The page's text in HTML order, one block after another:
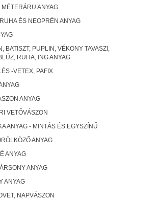
ANYAG
ÉS NEOPRÉN ANYAG
BATISZT, PUPLIN, VÉKONY TAVASZI,
RUHA, ING ANYAG
-VETEX, PAFIX
ANYAG
VETŐVÁSZON
ANYAG - MINTÁS ÉS EGYSZÍNŰ
ANYAG
ANYAG
ANYAG
ANYAG
NAPVÁSZON